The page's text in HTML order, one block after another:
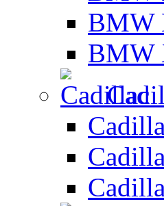
BMW
BMW